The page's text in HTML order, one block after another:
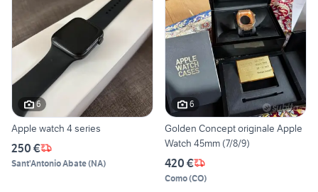
6
Apple watch 4 series
250 €
Sant'Antonio Abate(NA)
6
Golden Concept originale Apple
Watch 45mm (7/8/9)
420 €
Como(CO)